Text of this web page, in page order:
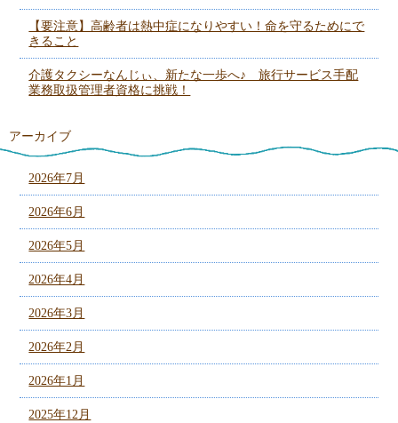
【要注意】高齢者は熱中症になりやすい！命を守るためにで
きること
介護タクシーなんじぃ、新たな一歩へ♪ 旅行サービス手配
業務取扱管理者資格に挑戦！
アーカイブ
2026年7月
2026年6月
2026年5月
2026年4月
2026年3月
2026年2月
2026年1月
2025年12月